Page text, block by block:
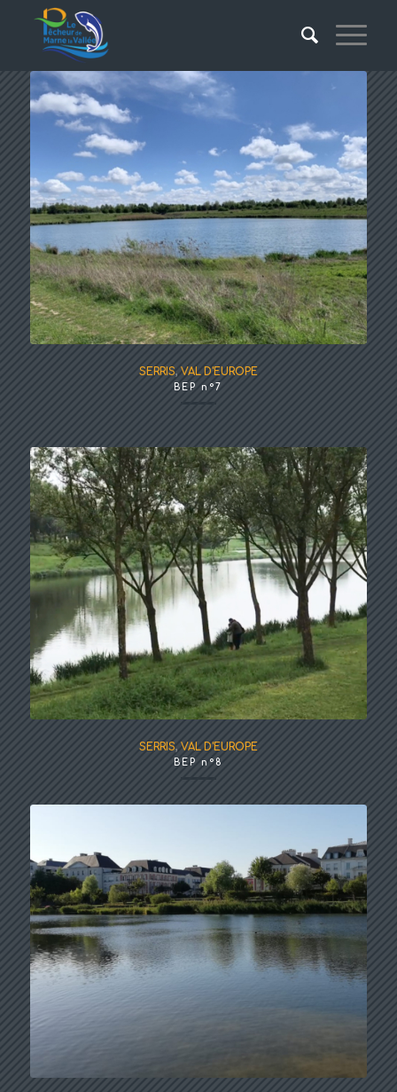
SERRIS, VAL D'EUROPE
BEP n°7
SERRIS, VAL D'EUROPE
BEP n°8